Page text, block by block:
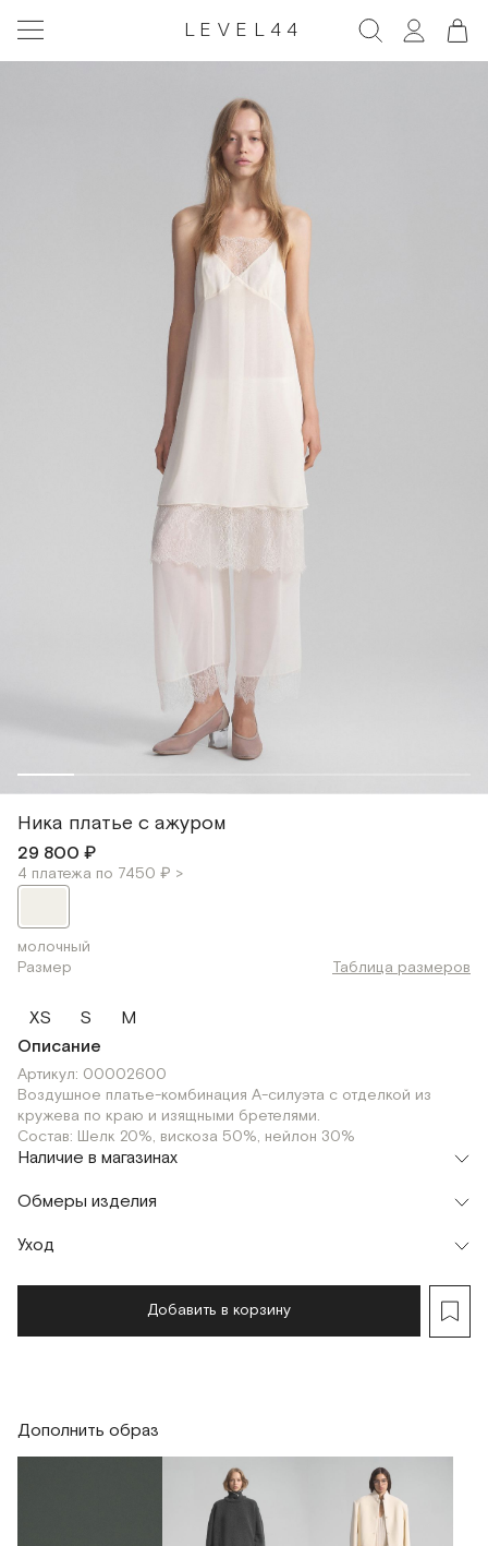
LEVEL44
Ника платье с ажуром
29 800 ₽
4 платежа по 7450 ₽ >
молочный
Размер
Таблица размеров
XS S
M
Описание
Артикул: 00002600
Воздушное платье-комбинация А-силуэта с отделкой из
кружева по краю и изящными бретелями.
Состав: Шелк 20%, вискоза 50%, нейлон 30%
Наличие в магазинах
Флагман
г. Москва, Малая Бронная 16
XSS
г. Москва, Малая Бронная 24/3
S
Обмеры изделия
Мерки, см
Длина изделия 90 90 90
Уход
Добавить в корзину
Дополнить образ